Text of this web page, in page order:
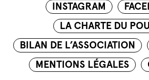
INSTAGRAM
LA CHARTE DU
BILAN DE L’ASSOCIATION
MENTIONS LÉGALES